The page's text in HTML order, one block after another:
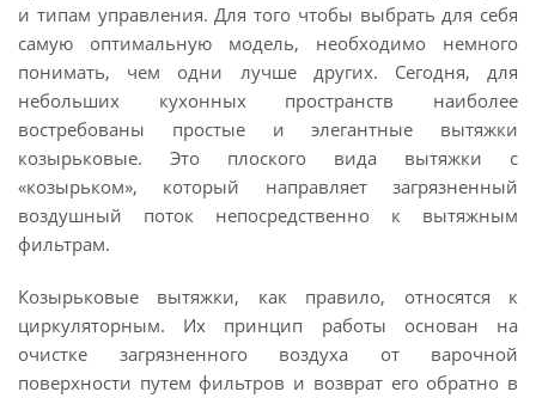
и типам управления. Для того чтобы выбрать для себя
самую оптимальную модель, необходимо немного
понимать, чем одни лучше других. Сегодня, для
небольших кухонных пространств наиболее
востребованы простые и элегантные вытяжки
козырьковые. Это плоского вида вытяжки с
«козырьком», который направляет загрязненный
воздушный поток непосредственно к вытяжным
фильтрам.
Козырьковые вытяжки, как правило, относятся к
циркуляторным. Их принцип работы основан на
очистке загрязненного воздуха от варочной
поверхности путем фильтров и возврат его обратно в